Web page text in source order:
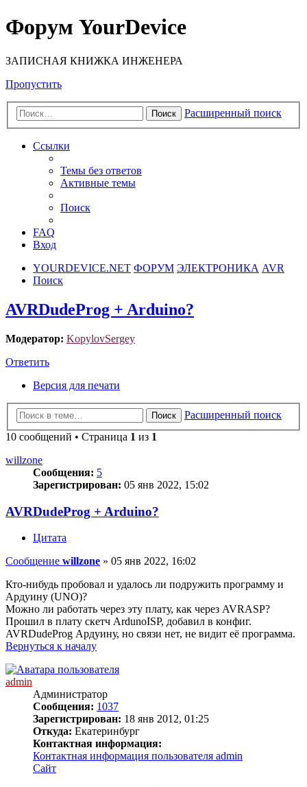
Форум YourDevice
ЗАПИСНАЯ КНИЖКА ИНЖЕНЕРА
Пропустить
Поиск Расширенный поиск
Ссылки
Темы без ответов
Активные темы
Поиск
FAQ
Вход
YOURDEVICE.NET ФОРУМ ЭЛЕКТРОНИКА AVR
Поиск
AVRDudeProg + Arduino?
Модератор: KopylovSergey
Ответить
Версия для печати
Поиск
Расширенный поиск
10 сообщений • Страница 1 из 1
willzone
Сообщения: 5
Зарегистрирован: 05 янв 2022, 15:02
AVRDudeProg + Arduino?
Цитата
Сообщение willzone » 05 янв 2022, 16:02
Кто-нибудь пробовал и удалось ли подружить программу и
Ардуину (UNO)?
Можно ли работать через эту плату, как через AVRASP?
Прошил в плату скетч ArdunoISP, добавил в конфиг.
AVRDudeProg Ардуину, но связи нет, не видит её программа.
Вернуться к началу
admin
Администратор
Сообщения: 1037
Зарегистрирован: 18 янв 2012, 01:25
Откуда: Екатеринбург
Контактная информация:
Контактная информация пользователя admin
Сайт